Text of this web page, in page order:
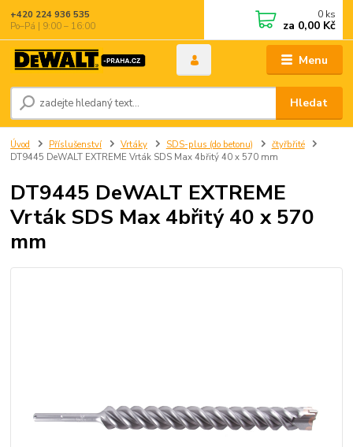
Menu
Hledat
+420 224 936 535
Po–Pá | 9:00 – 16:00
0 ks
za 0,00 Kč
Úvod Příslušenství Vrtáky SDS-plus (do betonu)
čtyřbřité
DT9445 DeWALT EXTREME Vrták SDS Max 4břitý 40 x 570 mm
DT9445 DeWALT EXTREME
Vrták SDS Max 4břitý 40 x 570
mm